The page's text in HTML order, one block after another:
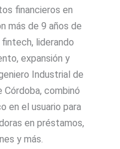
financieros en
más de 9 años de
liderando
expansión y
Industrial de
Córdoba, combinó
en el usuario para
en préstamos,
y más.